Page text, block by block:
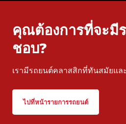
คุณต้องการที่จะ
ชอบ?
เรามีรถยนต์คลาสสิกที่ทันสมัยแล
ไปที่หน้ารายการรถยนต์